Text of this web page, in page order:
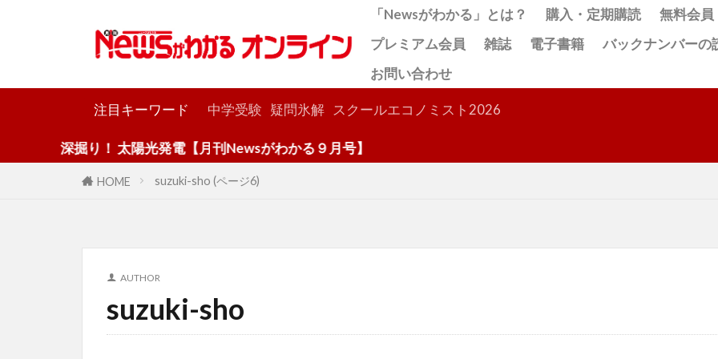
「Newsがわかる」とは？ 購入・定期購読
無料会員
プレミアム会員
雑誌 電子書籍
バックナンバーの
お問い合わせ
注目キーワード 中学受験 疑問氷解 スクールエコノミスト2026
掘り！ 太陽光発電【月刊Newsがわかる９月号】
HOME suzuki-sho (ページ6)
AUTHOR
suzuki-sho
検索